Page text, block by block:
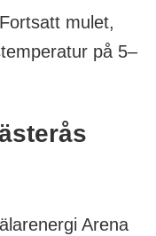
Fortsatt mulet,
på 5–
Arena